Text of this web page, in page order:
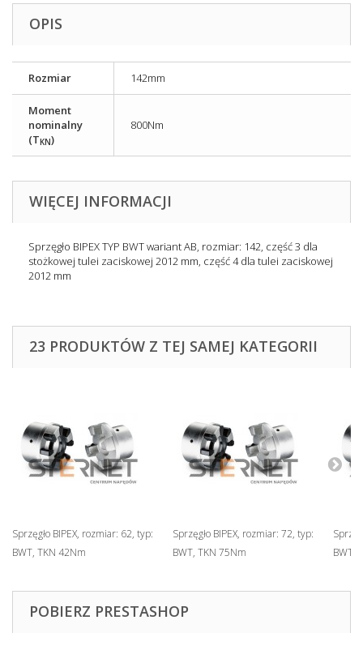
OPIS
Rozmiar 142mm
Moment
nominalny
(T KN)
800Nm
WIĘCEJ INFORMACJI
Sprzęgło BIPEX TYP BWT wariant AB, rozmiar: 142, część 3 dla
stożkowej tulei zaciskowej 2012 mm, część 4 dla tulei zaciskowej
2012 mm
23 PRODUKTÓW Z TEJ SAMEJ KATEGORII
Sprzęgło BIPEX, rozmiar: 62, typ:
BWT, TKN 42Nm
Sprzęgło BIPEX, rozmiar: 72, typ:
BWT, TKN 75Nm
BWT,
POBIERZ PRESTASHOP